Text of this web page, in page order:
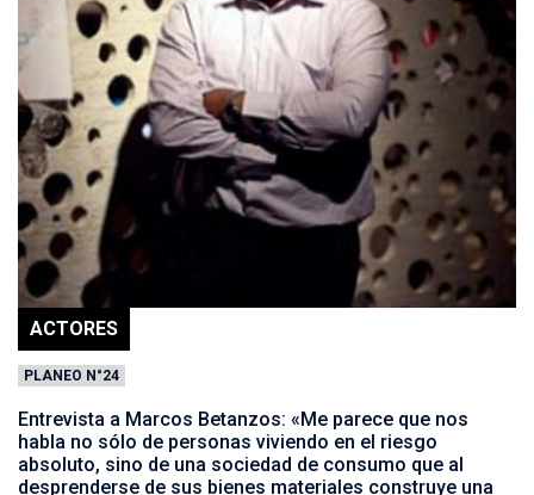
ACTORES
PLANEO N°24
Entrevista a Marcos Betanzos: «Me parece que nos
habla no sólo de personas viviendo en el riesgo
absoluto, sino de una sociedad de consumo que al
desprenderse de sus bienes materiales construye una